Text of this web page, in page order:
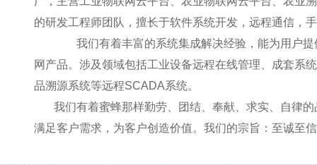
的研发工程师团队，擅长于软件系统开发，远程通信，
我们有着丰富的系统集成解决经验，能为用户提
网产品。涉及领域包括工业设备远程在线管理、成套系
品溯源系统等远程SCADA系统。
我们有着蜜蜂那样勤劳、团结、奉献、求实、自律
满足客户需求，为客户创造价值。我们的宗旨：至诚至